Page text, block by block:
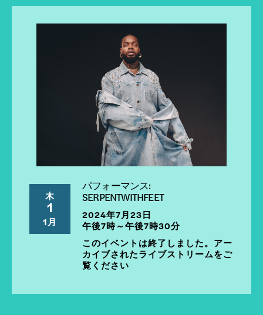
木
1
1月
パフォーマンス:
SERPENTWITHFEET
2024年7月23日
午後7時～午後7時30分
このイベントは終了しました。アー
カイブされたライブストリームをご
覧ください